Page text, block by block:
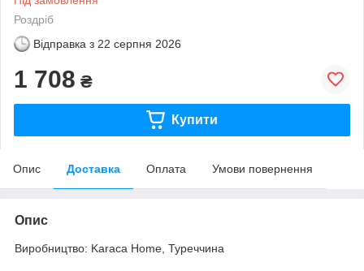
Роздріб
Відправка з 22 серпня 2026
1 708 ₴
Купити
Опис Доставка Оплата Умови повернення
Опис
Виробництво: Karaca Home, Туреччина